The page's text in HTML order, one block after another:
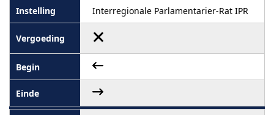
Interregionale Parlamentarier-Rat IPR